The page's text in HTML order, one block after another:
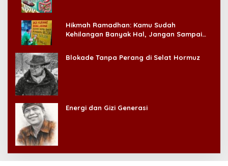
Hikmah Ramadhan: Kamu Sudah
Kehilangan Banyak Hal, Jangan Sampai
Blokade Tanpa Perang di Selat Hormuz
Energi dan Gizi Generasi